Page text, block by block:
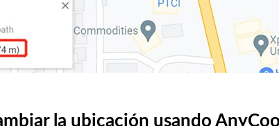
la ubicación usando